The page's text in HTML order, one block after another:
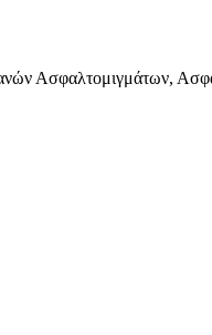
Ασφαλτομιγμάτων,